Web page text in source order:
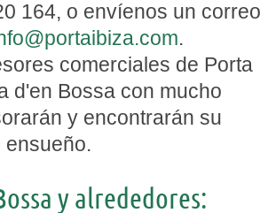
164, o envíenos un correo
.
comerciales de Porta
d'en Bossa con mucho
y encontrarán su
ensueño.
y alrededores: